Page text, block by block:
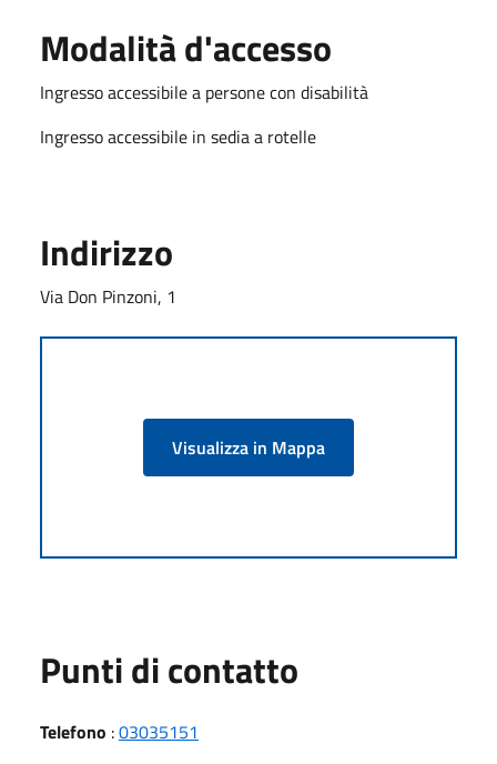
Modalità d'accesso
Ingresso accessibile a persone con disabilità
Ingresso accessibile in sedia a rotelle
Indirizzo
Via Don Pinzoni, 1
Visualizza in Mappa
Punti di contatto
Telefono :03035151